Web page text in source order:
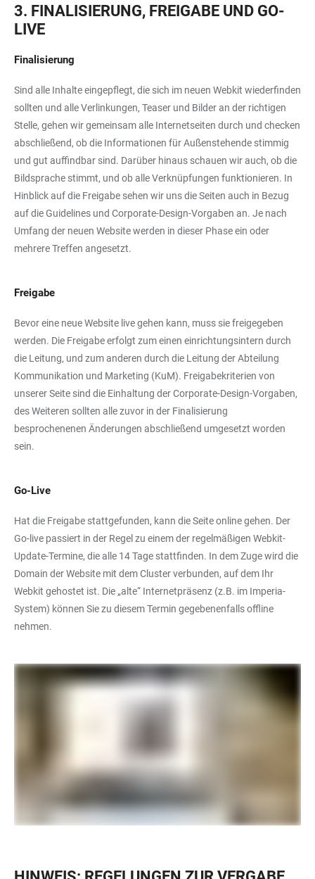
3. FINALISIERUNG, FREIGABE UND GO-
LIVE
Finalisierung
Sind alle Inhalte eingepflegt, die sich im neuen Webkit wiederfinden
sollten und alle Verlinkungen, Teaser und Bilder an der richtigen
Stelle, gehen wir gemeinsam alle Internetseiten durch und checken
abschließend, ob die Informationen für Außenstehende stimmig
und gut auffindbar sind. Darüber hinaus schauen wir auch, ob die
Bildsprache stimmt, und ob alle Verknüpfungen funktionieren. In
Hinblick auf die Freigabe sehen wir uns die Seiten auch in Bezug
auf die Guidelines und Corporate-Design-Vorgaben an. Je nach
Umfang der neuen Website werden in dieser Phase ein oder
mehrere Treffen angesetzt.
Freigabe
Bevor eine neue Website live gehen kann, muss sie freigegeben
werden. Die Freigabe erfolgt zum einen einrichtungsintern durch
die Leitung, und zum anderen durch die Leitung der Abteilung
Kommunikation und Marketing (KuM). Freigabekriterien von
unserer Seite sind die Einhaltung der Corporate-Design-Vorgaben,
des Weiteren sollten alle zuvor in der Finalisierung
besprochenenen Änderungen abschließend umgesetzt worden
sein.
Go-Live
Hat die Freigabe stattgefunden, kann die Seite online gehen. Der
Go-live passiert in der Regel zu einem der regelmäßigen Webkit-
Update-Termine, die alle 14 Tage stattfinden. In dem Zuge wird die
Domain der Website mit dem Cluster verbunden, auf dem Ihr
Webkit gehostet ist. Die „alte“ Internetpräsenz (z.B. im Imperia-
System) können Sie zu diesem Termin gegebenenfalls offline
nehmen.